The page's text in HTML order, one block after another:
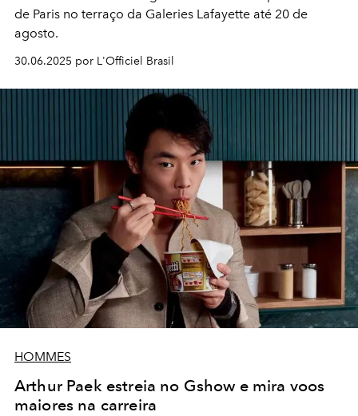
de Paris no terraço da Galeries Lafayette até 20 de
agosto.
30.06.2025 por L'Officiel Brasil
HOMMES
Arthur Paek estreia no Gshow e mira voos
maiores na carreira